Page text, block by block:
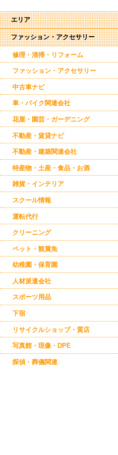
ファッション・アクセサリー
修理・清掃・リフォーム
ファッション・アクセサリー
中古車ナビ
車・バイク関連会社
花屋・園芸・ガーデニング
不動産・賃貸ナビ
不動産・建築関連会社
特産物・土産・食品・お酒
雑貨・インテリア
スクール情報
運転代行
クリーニング
ペット・観賞魚
幼稚園・保育園
人材派遣会社
スポーツ用品
下宿
リサイクルショップ・質店
写真館・現像・DPE
探偵・葬儀関連
エリア
帯広市
駅近郊
駅周辺
東帯広
西帯広
南帯広
幕別
芽室